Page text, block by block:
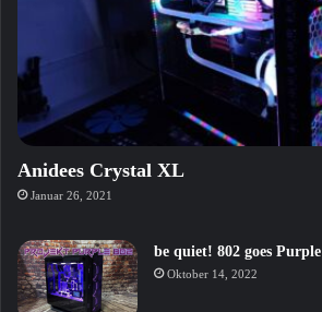
Anidees Crystal XL
Januar 26, 2021
be quiet! 802 goes Purple
Oktober 14, 2022